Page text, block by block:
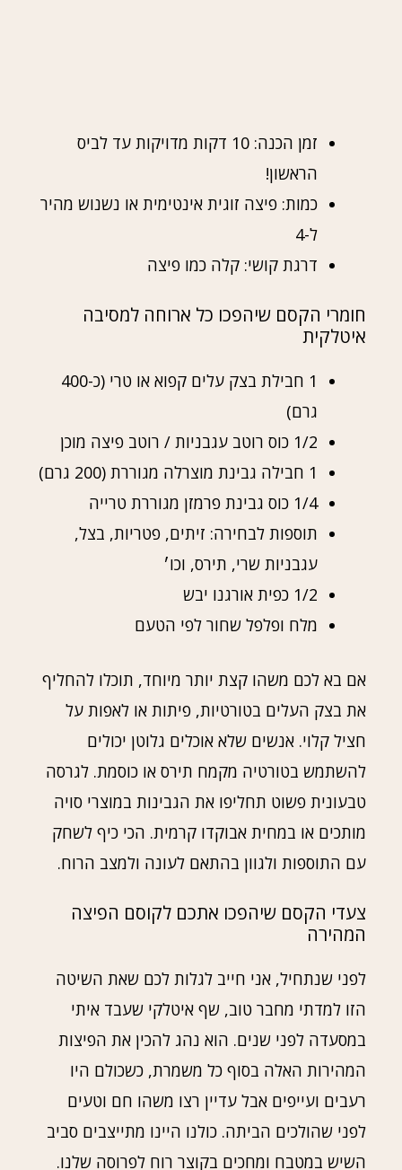
זמן הכנה: 10 דקות מדויקות עד לביס
הראשון!
כמות: פיצה זוגית אינטימית או נשנוש מהיר
ל-4
דרגת קושי: קלה כמו פיצה
חומרי הקסם שיהפכו כל ארוחה למסיבה
איטלקית
1 חבילת בצק עלים קפוא או טרי (כ-400
גרם)
1/2 כוס רוטב עגבניות / רוטב פיצה מוכן
1 חבילה גבינת מוצרלה מגוררת (200 גרם)
1/4 כוס גבינת פרמזן מגוררת טרייה
תוספות לבחירה: זיתים, פטריות, בצל,
עגבניות שרי, תירס, וכו׳
1/2 כפית אורגנו יבש
מלח ופלפל שחור לפי הטעם
אם בא לכם משהו קצת יותר מיוחד, תוכלו להחליף
את בצק העלים בטורטיות, פיתות או לאפות על
חציל קלוי. אנשים שלא אוכלים גלוטן יכולים
להשתמש בטורטיה מקמח תירס או כוסמת. לגרסה
טבעונית פשוט תחליפו את הגבינות במוצרי סויה
מותכים או במחית אבוקדו קרמית. הכי כיף לשחק
עם התוספות ולגוון בהתאם לעונה ולמצב הרוח.
צעדי הקסם שיהפכו אתכם לקוסם הפיצה
המהירה
לפני שנתחיל, אני חייב לגלות לכם שאת השיטה
הזו למדתי מחבר טוב, שף איטלקי שעבד איתי
במסעדה לפני שנים. הוא נהג להכין את הפיצות
המהירות האלה בסוף כל משמרת, כשכולם היו
רעבים ועייפים אבל עדיין רצו משהו חם וטעים
לפני שהולכים הביתה. כולנו היינו מתייצבים סביב
השיש במטבח ומחכים בקוצר רוח לפרוסה שלנו.